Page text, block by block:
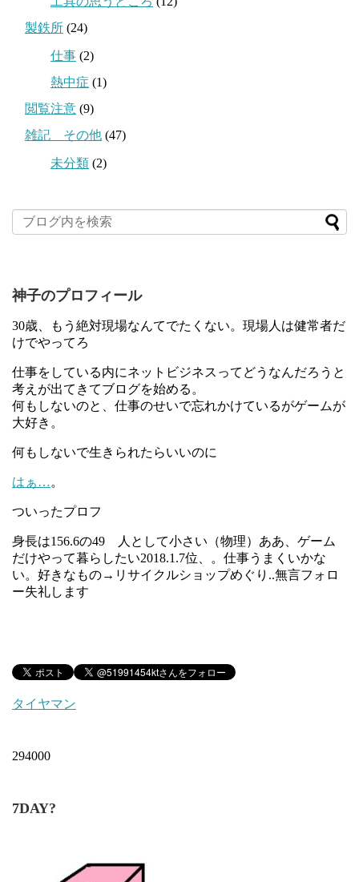
製鉄所 (24)
仕事 (2)
熱中症 (1)
閲覧注意 (9)
雑記 その他 (47)
未分類 (2)
神子のプロフィール
30歳、もう絶対現場なんてでたくない。現場人は健常者だ
けでやってろ
仕事をしている内にネットビジネスってどうなんだろうと
考えが出てきてブログを始める。
何もしないのと、仕事のせいで忘れかけているがゲームが
大好き。
何もしないで生きられたらいいのに
はぁ…。
ついったプロフ
身長は156.6の49 人として小さい（物理）ああ、ゲーム
だけやって暮らしたい2018.1.7位、。仕事うまくいかな
い。好きなもの→リサイクルショップめぐり..無言フォロ
ー失礼します
タイヤマン
294000
7DAY?